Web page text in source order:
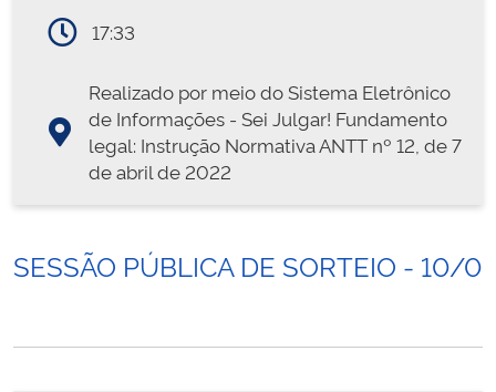
17:33
Realizado por meio do Sistema Eletrônico
de Informações - Sei Julgar! Fundamento
legal: Instrução Normativa ANTT nº 12, de 7
de abril de 2022
SESSÃO PÚBLICA DE SORTEIO - 10/